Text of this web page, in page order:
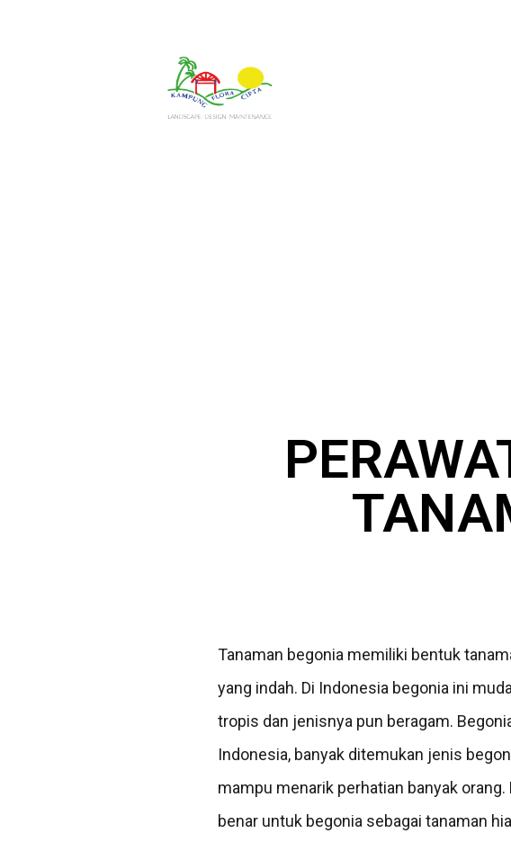
Tanaman begonia memiliki bentuk
yang indah. Di Indonesia begonia ini
tropis dan jenisnya pun beragam.
Indonesia, banyak ditemukan jenis
mampu menarik perhatian banyak
benar untuk begonia sebagai tanaman